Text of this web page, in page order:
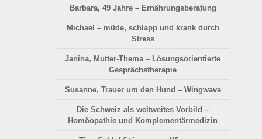
Barbara, 49 Jahre – Ernährungsberatung
Michael – müde, schlapp und krank durch
Stress
Janina, Mutter-Thema – Lösungsorientierte
Gesprächstherapie
Susanne, Trauer um den Hund – Wingwave
Die Schweiz als weltweites Vorbild –
Homöopathie und Komplementärmedizin